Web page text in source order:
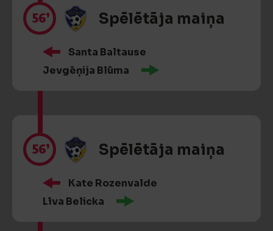
56’ Spēlētāja maiņa
Santa Baltause
Jevgēņija Blūma
56’ Spēlētāja maiņa
Kate Rozenvalde
Līva Belicka